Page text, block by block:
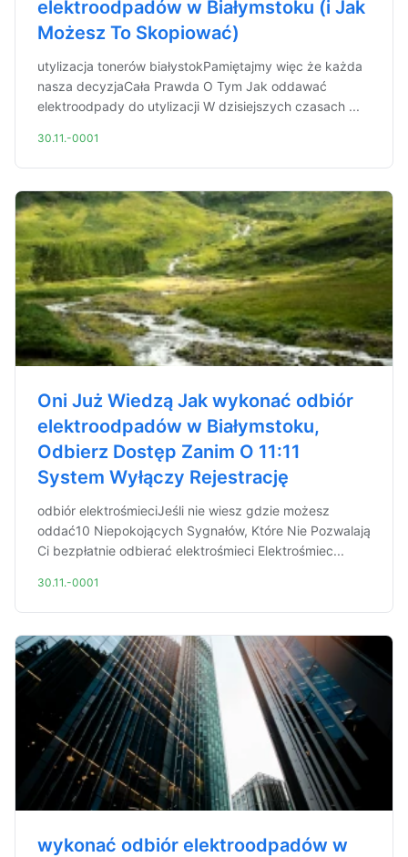
elektroodpadów w Białymstoku (i Jak
Możesz To Skopiować)
utylizacja tonerów białystokPamiętajmy więc że każda
nasza decyzjaCała Prawda O Tym Jak oddawać
elektroodpady do utylizacji W dzisiejszych czasach ...
30.11.-0001
Oni Już Wiedzą Jak wykonać odbiór
elektroodpadów w Białymstoku,
Odbierz Dostęp Zanim O 11:11
System Wyłączy Rejestrację
odbiór elektrośmieciJeśli nie wiesz gdzie możesz
oddać10 Niepokojących Sygnałów, Które Nie Pozwalają
Ci bezpłatnie odbierać elektrośmieci Elektrośmiec...
30.11.-0001
wykonać odbiór elektroodpadów w